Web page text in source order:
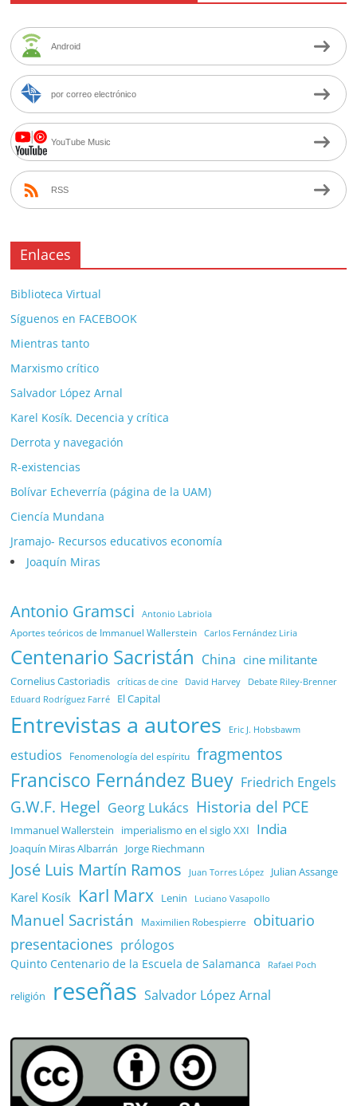
Android
por correo electrónico
YouTube Music
RSS
Enlaces
Biblioteca Virtual
Síguenos en FACEBOOK
Mientras tanto
Marxismo crítico
Salvador López Arnal
Karel Kosík. Decencia y crítica
Derrota y navegación
R-existencias
Bolívar Echeverría (página de la UAM)
Ciencía Mundana
Jramajo- Recursos educativos economía
Joaquín Miras
Antonio Gramsci Antonio Labriola
Aportes teóricos de Immanuel Wallerstein Carlos Fernández Liria
Centenario Sacristán China cine militante
Cornelius Castoriadis críticas de cine David Harvey Debate Riley-Brenner
Eduard Rodríguez Farré El Capital
Entrevistas a autores Eric J. Hobsbawm
estudios Fenomenología del espíritu fragmentos
Francisco Fernández Buey Friedrich Engels
G.W.F. Hegel Georg Lukács Historia del PCE
Immanuel Wallerstein imperialismo en el siglo XXI India
Joaquín Miras Albarrán Jorge Riechmann
José Luis Martín Ramos Juan Torres López Julian Assange
Karel Kosík Karl Marx Lenin Luciano Vasapollo
Manuel Sacristán Maximilien Robespierre
obituario
presentaciones prólogos
Quinto Centenario de la Escuela de Salamanca Rafael Poch
religión reseñas Salvador López Arnal